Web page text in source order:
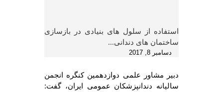
استفاده از سلول های بنیادی در بازسازی
ساختمان های دندانی...
دسامبر 8, 2017
دبیر مشاور علمی دوازدهمین کنگره انجمن
سالیانه دندانپزشکان عمومی ایران، گفت: